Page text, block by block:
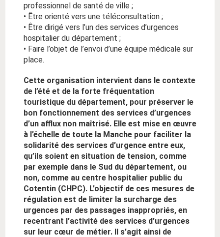
professionnel de santé de ville ;
• Être orienté vers une téléconsultation ;
• Être dirigé vers l’un des services d’urgences
hospitalier du département ;
• Faire l’objet de l’envoi d’une équipe médicale sur
place.
Cette organisation intervient dans le contexte
de l’été et de la forte fréquentation
touristique du département, pour préserver le
bon fonctionnement des services d’urgences
d’un afflux non maîtrisé. Elle est mise en œuvre
à l’échelle de toute la Manche pour faciliter la
solidarité des services d’urgence entre eux,
qu’ils soient en situation de tension, comme
par exemple dans le Sud du département, ou
non, comme au centre hospitalier public du
Cotentin (CHPC). L’objectif de ces mesures de
régulation est de limiter la surcharge des
urgences par des passages inappropriés, en
recentrant l’activité des services d’urgences
sur leur cœur de métier. Il s’agit ainsi de